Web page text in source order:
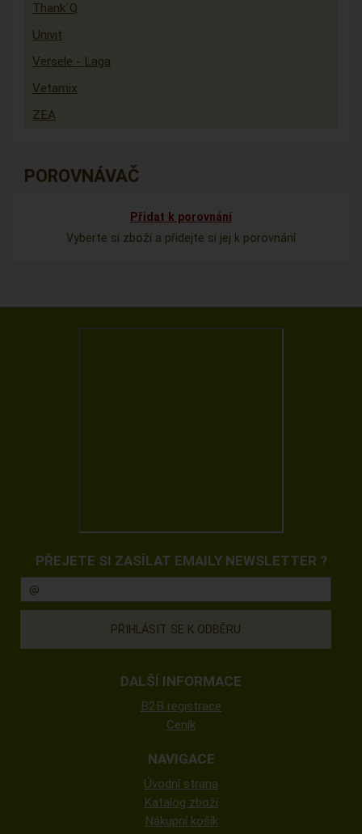
Thank´Q
Univit
Versele - Laga
Vetamix
ZEA
POROVNÁVAČ
Přidat k porovnání
Vyberte si zboží a přidejte si jej k porovnání
PŘEJETE SI ZASÍLAT EMAILY NEWSLETTER ?
DALŠÍ INFORMACE
B2B registrace
Ceník
NAVIGACE
Úvodní strana
Katalog zboží
Nákupní košík